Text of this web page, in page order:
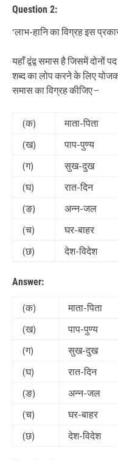
Question 2:
‘लाभ-हानि का विग्रह इस
यहाँ द्वंद्व समास है जिसमें दोनों
शब्द का लोप करने के लिए योजक
समास का विग्रह कीजिए −
(क) माता-पिता
(ख)
पाप-पुण्य
(ग)
सुख-दुख
(घ)
रात-दिन
(ङ)
अन्न-जल
(च)
घर-बाहर
(छ)
देश-विदेश
Answer:
(क) माता-पिता
(ख)
पाप-पुण्य
(ग)
सुख-दुख
(घ)
रात-दिन
(ङ)
अन्न-जल
(च)
घर-बाहर
(छ)
देश-विदेश